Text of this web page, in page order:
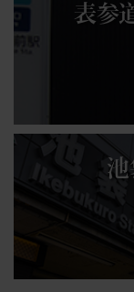
表参